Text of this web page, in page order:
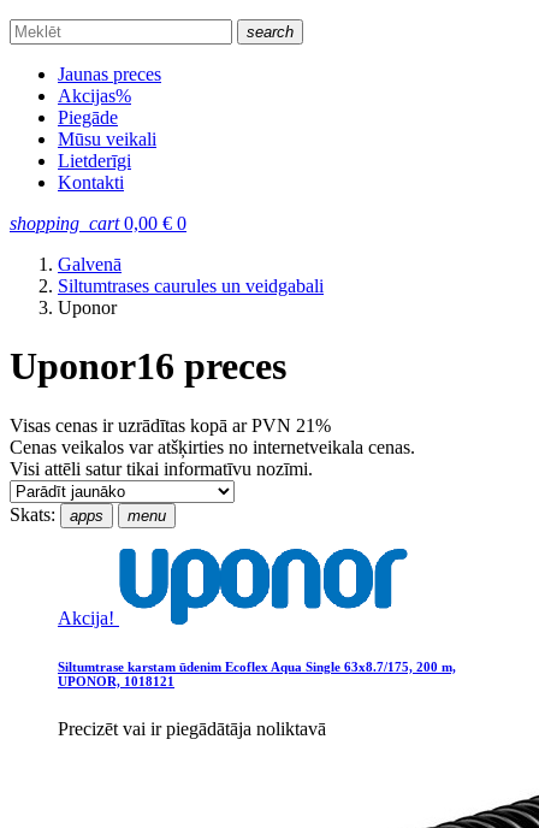
search
Jaunas preces
Akcijas%
Piegāde
Mūsu veikali
Lietderīgi
Kontakti
shopping_cart 0,00 € 0
Galvenā
Siltumtrases caurules un veidgabali
Uponor
Uponor16 preces
Visas cenas ir uzrādītas kopā ar PVN 21%
Cenas veikalos var atšķirties no internetveikala cenas.
Visi attēli satur tikai informatīvu nozīmi.
Skats: apps menu
Akcija!
Siltumtrase karstam ūdenim Ecoflex Aqua Single 63x8.7/175, 200 m,
UPONOR, 1018121
Precizēt vai ir piegādātāja noliktavā